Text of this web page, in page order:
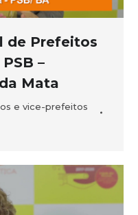
de Prefeitos
–
Mata
e vice-prefeitos